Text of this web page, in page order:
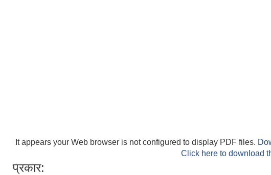
It appears your Web browser is not configured to display PDF files.
Click here to download
प्रकार: